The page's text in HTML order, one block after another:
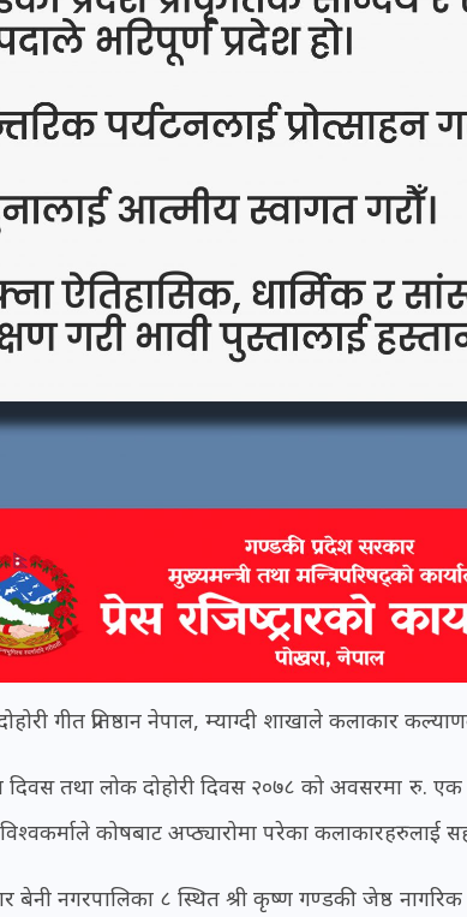
गीत प्रतिष्ठान नेपाल, म्याग्दी शाखाले कलाकार
दिवस तथा लोक दोहोरी दिवस २०७८ को अवसरमा रु.
विश्वकर्माले कोषबाट अप्ठ्यारोमा परेका कलाकारहरुलाई
बेनी नगरपालिका ८ स्थित श्री कृष्ण गण्डकी जेष्ठ